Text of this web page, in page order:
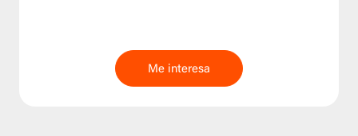
Me interesa